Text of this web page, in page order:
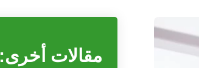
مقالات أخرى: